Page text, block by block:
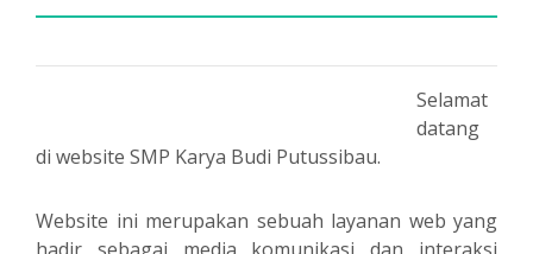
Selamat
datang
di website SMP Karya Budi Putussibau.
Website ini merupakan sebuah layanan web yang